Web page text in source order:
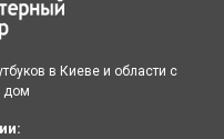
в Киеве и области с
дом